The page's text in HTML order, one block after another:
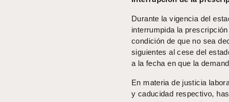
Durante la vigencia del
interrumpida la
condición de que no sea
siguientes al cese del
a la fecha en que la
En materia de justicia
y caducidad respectivo,